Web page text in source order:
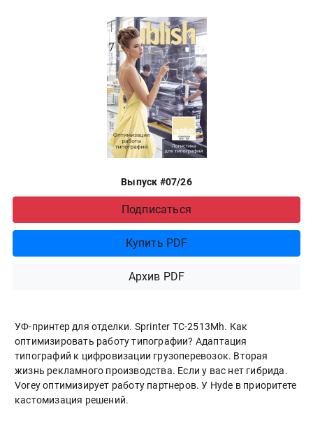
Выпуск #07/26
Подписаться
Купить PDF
Архив PDF
УФ-принтер для отделки. Sprinter ТС-2513Mh. Как
оптимизировать работу типографии? Адаптация
типографий к цифровизации грузоперевозок. Вторая
жизнь рекламного производства. Если у вас нет гибрида.
Vorey оптимизирует работу партнеров. У Hyde в приоритете
кастомизация решений.